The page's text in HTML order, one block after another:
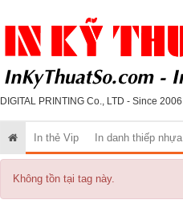
DIGITAL PRINTING Co., LTD - Since 2006
In thẻ Vip In danh thiếp nhựa
Không tồn tại tag này.